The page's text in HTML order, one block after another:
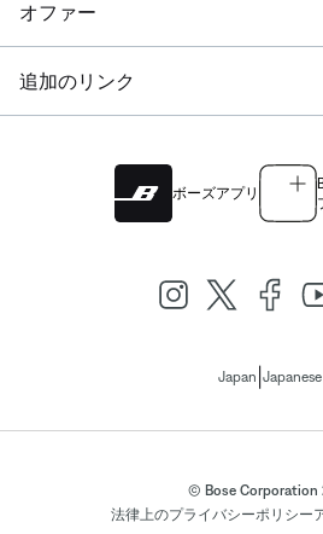
オファー
追加のリンク
ボーズアプリ
Japan Japanese
© Bose Corporation
法律上のプライバシーポリシー